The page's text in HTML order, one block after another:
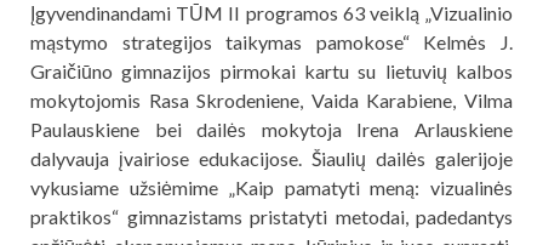
Įgyvendinandami TŪM II programos 63 veiklą „Vizualinio
mąstymo strategijos taikymas pamokose“ Kelmės J.
Graičiūno gimnazijos pirmokai kartu su lietuvių kalbos
mokytojomis Rasa Skrodeniene, Vaida Karabiene, Vilma
Paulauskiene bei dailės mokytoja Irena Arlauskiene
dalyvauja įvairiose edukacijose. Šiaulių dailės galerijoje
vykusiame užsiėmime „Kaip pamatyti meną: vizualinės
praktikos“ gimnazistams pristatyti metodai, padedantys